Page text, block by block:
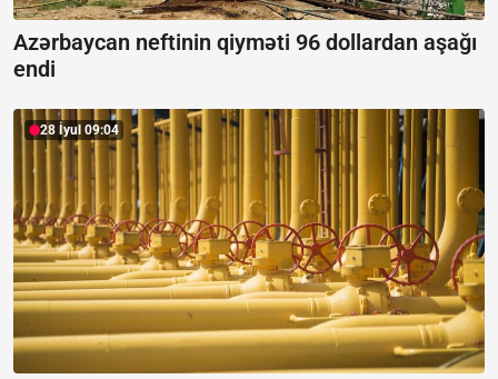
Azərbaycan neftinin qiyməti 96 dollardan aşağı
endi
28 İyul 09:04